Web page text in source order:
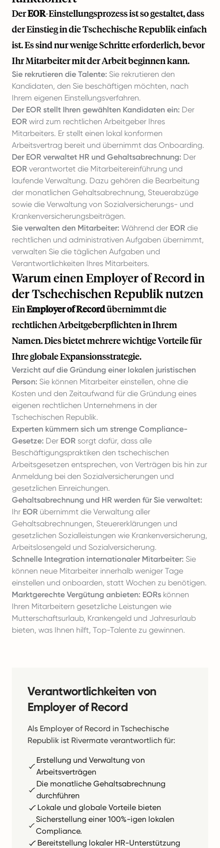
DerEOR-Einstellungsprozess ist so gestaltet, dass
der Einstieg in die Tschechische Republik einfach
ist. Es sind nur wenige Schritte erforderlich, bevor
Ihr Mitarbeiter mit der Arbeit beginnen kann.
Sie rekrutieren die Talente: Sie rekrutieren den
Kandidaten, den Sie beschäftigen möchten, nach
Ihrem eigenen Einstellungsverfahren.
Der EOR stellt Ihren gewählten Kandidaten ein: Der
EOR wird zum rechtlichen Arbeitgeber Ihres
Mitarbeiters. Er stellt einen lokal konformen
Arbeitsvertrag bereit und übernimmt das Onboarding.
Der EOR verwaltet HR und Gehaltsabrechnung: Der
EOR verantwortet die Mitarbeitereinführung und
laufende Verwaltung. Dazu gehören die Bearbeitung
der monatlichen Gehaltsabrechnung, Steuerabzüge
sowie die Verwaltung von Sozialversicherungs- und
Krankenversicherungsbeiträgen.
Sie verwalten den Mitarbeiter: Während der EOR die
rechtlichen und administrativen Aufgaben übernimmt,
verwalten Sie die täglichen Aufgaben und
Verantwortlichkeiten Ihres Mitarbeiters.
Warum einen Employer of Record in
der Tschechischen Republik nutzen
EinEmployer of Recordübernimmt die
rechtlichen Arbeitgeberpflichten in Ihrem
Namen. Dies bietet mehrere wichtige Vorteile für
Ihre globale Expansionsstrategie.
Verzicht auf die Gründung einer lokalen juristischen
Person: Sie können Mitarbeiter einstellen, ohne die
Kosten und den Zeitaufwand für die Gründung eines
eigenen rechtlichen Unternehmens in der
Tschechischen Republik.
Experten kümmern sich um strenge Compliance-
Gesetze: Der EOR sorgt dafür, dass alle
Beschäftigungspraktiken den tschechischen
Arbeitsgesetzen entsprechen, von Verträgen bis hin zur
Anmeldung bei den Sozialversicherungen und
gesetzlichen Einreichungen.
Gehaltsabrechnung und HR werden für Sie verwaltet:
Ihr EOR übernimmt die Verwaltung aller
Gehaltsabrechnungen, Steuererklärungen und
gesetzlichen Sozialleistungen wie Krankenversicherung,
Arbeitslosengeld und Sozialversicherung.
Schnelle Integration internationaler Mitarbeiter: Sie
können neue Mitarbeiter innerhalb weniger Tage
einstellen und onboarden, statt Wochen zu benötigen.
Marktgerechte Vergütung anbieten: EORs können
Ihren Mitarbeitern gesetzliche Leistungen wie
Mutterschaftsurlaub, Krankengeld und Jahresurlaub
bieten, was Ihnen hilft, Top-Talente zu gewinnen.
Verantwortlichkeiten von
Employer of Record
Als Employer of Record in Tschechische
Republik ist Rivermate verantwortlich für:
Erstellung und Verwaltung von
Arbeitsverträgen
Die monatliche Gehaltsabrechnung
durchführen
Lokale und globale Vorteile bieten
Sicherstellung einer 100%-igen lokalen
Compliance.
Bereitstellung lokaler HR-Unterstützung